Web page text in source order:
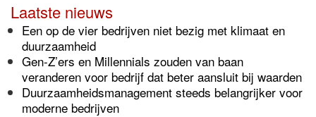
Laatste nieuws
Een op de vier bedrijven niet bezig met klimaat en
duurzaamheid
Gen-Z’ers en Millennials zouden van baan
veranderen voor bedrijf dat beter aansluit bij waarden
Duurzaamheidsmanagement steeds belangrijker voor
moderne bedrijven